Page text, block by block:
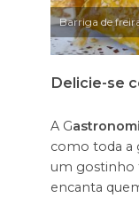
Barriga de
Delicie-se
A G
como toda a
um gostinho
encanta